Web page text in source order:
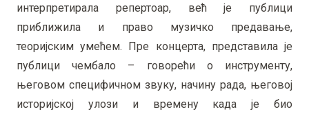
интерпретирала репертоар, већ је публици
приближила и право музичко предавање,
теоријским умећем. Пре концерта, представила је
публици чембало – говорећи о инструменту,
његовом специфичном звуку, начину рада, његовој
историјској улози и времену када је био